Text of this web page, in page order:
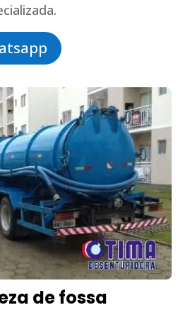
de fossa